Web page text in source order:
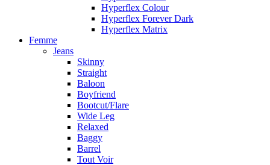
Hyperflex Colour
Hyperflex Forever Dark
Hyperflex Matrix
Femme
Jeans
Skinny
Straight
Baloon
Boyfriend
Bootcut/Flare
Wide Leg
Relaxed
Baggy
Barrel
Tout Voir